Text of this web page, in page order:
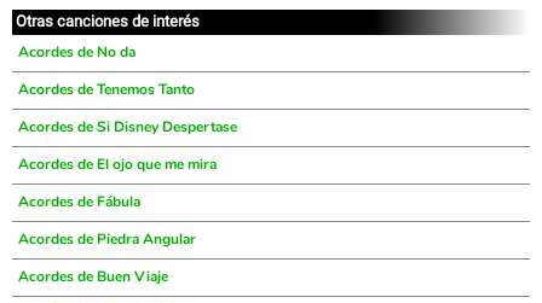
Otras canciones de interés
Acordes de No da
Acordes de Tenemos Tanto
Acordes de Si Disney Despertase
Acordes de El ojo que me mira
Acordes de Fábula
Acordes de Piedra Angular
Acordes de Buen Viaje